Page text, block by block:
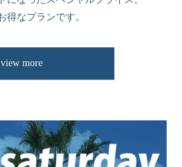
得なプランです。